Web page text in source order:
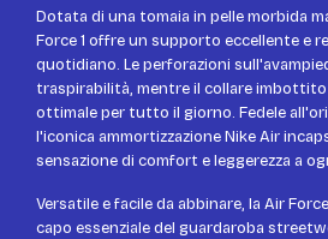
Dotata di una tomaia in pelle morbida
Force 1 offre un supporto eccellente e
quotidiano. Le perforazioni
traspirabilità, mentre il collare
ottimale per tutto il giorno. Fedele
l'iconica ammortizzazione Nike Air
sensazione di comfort e leggerezza a
Versatile e facile da abbinare, la Air
capo essenziale del guardaroba